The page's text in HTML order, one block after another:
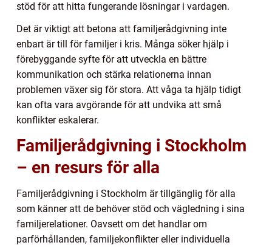
stöd för att hitta fungerande lösningar i vardagen.
Det är viktigt att betona att familjerådgivning inte
enbart är till för familjer i kris. Många söker hjälp i
förebyggande syfte för att utveckla en bättre
kommunikation och stärka relationerna innan
problemen växer sig för stora. Att våga ta hjälp tidigt
kan ofta vara avgörande för att undvika att små
konflikter eskalerar.
Familjerådgivning i Stockholm
– en resurs för alla
Familjerådgivning i Stockholm är tillgänglig för alla
som känner att de behöver stöd och vägledning i sina
familjerelationer. Oavsett om det handlar om
parförhållanden, familjekonflikter eller individuella